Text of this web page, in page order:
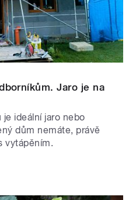
Jaro je na
ideální jaro nebo
dům nemáte, právě
vytápěním.